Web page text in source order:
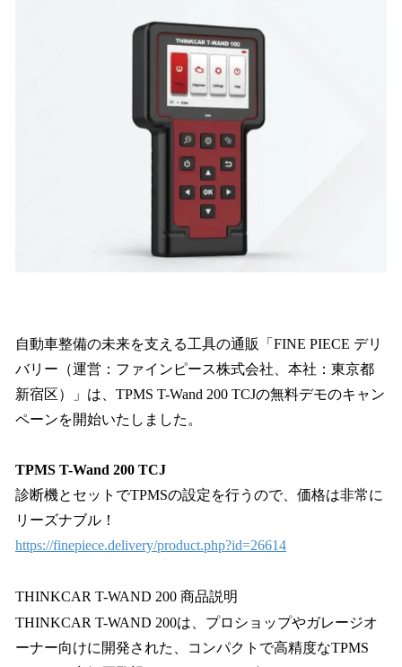
自動車整備の未来を支える工具の通販「FINE PIECE デリ
バリー（運営：ファインピース株式会社、本社：東京都
新宿区）」は、TPMS T-Wand 200 TCJの無料デモのキャン
ペーンを開始いたしました。
TPMS T-Wand 200 TCJ
診断機とセットでTPMSの設定を行うので、価格は非常に
リーズナブル！
https://finepiece.delivery/product.php?id=26614
THINKCAR T-WAND 200 商品説明
THINKCAR T-WAND 200は、プロショップやガレージオ
ーナー向けに開発された、コンパクトで高精度なTPMS